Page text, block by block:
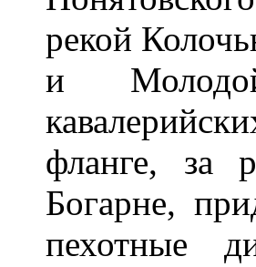
рекой
и
фланге, за
Богарне,
пехотные